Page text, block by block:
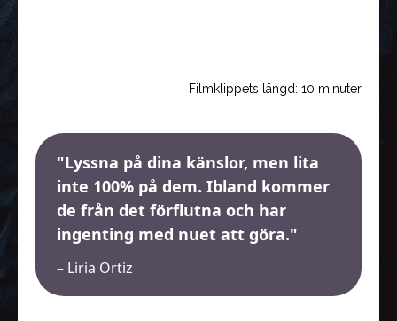
Filmklippets längd: 10 minuter
Lyssna på dina känslor, men lita
inte 100% på dem. Ibland kommer
de från det förflutna och har
ingenting med nuet att göra.
– Liria Ortiz